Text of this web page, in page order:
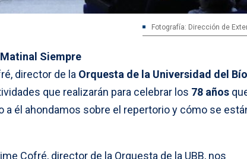
Fotografía: Dirección de
Matinal Siempre
director de la Orquesta de la Universidad del
que realizarán para celebrar los 78 años
a él ahondamos sobre el repertorio y cómo se
Cofré, director de la Orquesta de la UBB, nos